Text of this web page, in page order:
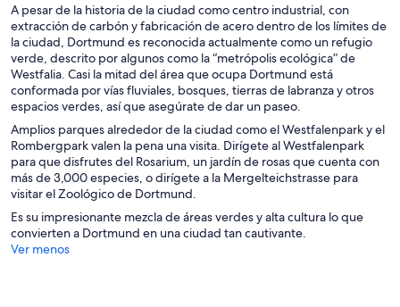
A pesar de la historia de la ciudad como centro industrial, con
extracción de carbón y fabricación de acero dentro de los límites de
la ciudad, Dortmund es reconocida actualmente como un refugio
verde, descrito por algunos como la “metrópolis ecológica” de
Westfalia. Casi la mitad del área que ocupa Dortmund está
conformada por vías fluviales, bosques, tierras de labranza y otros
espacios verdes, así que asegúrate de dar un paseo.
Amplios parques alrededor de la ciudad como el Westfalenpark y el
Rombergpark valen la pena una visita. Dirígete al Westfalenpark
para que disfrutes del Rosarium, un jardín de rosas que cuenta con
más de 3,000 especies, o dirígete a la Mergelteichstrasse para
visitar el Zoológico de Dortmund.
Es su impresionante mezcla de áreas verdes y alta cultura lo que
convierten a Dortmund en una ciudad tan cautivante.
Ver menos